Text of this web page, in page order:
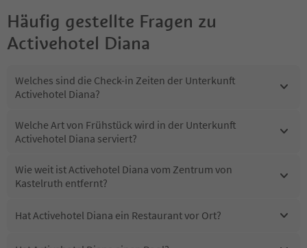
Häufig gestellte Fragen zu
Activehotel Diana
Welches sind die Check-in Zeiten der Unterkunft
Activehotel Diana?
Welche Art von Frühstück wird in der Unterkunft
Activehotel Diana serviert?
Wie weit ist Activehotel Diana vom Zentrum von
Kastelruth entfernt?
Hat Activehotel Diana ein Restaurant vor Ort?